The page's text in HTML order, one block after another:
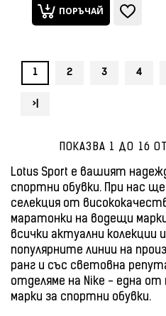
ПОРЪЧАЙ
1 2 3 4
>|
ПОКАЗВА 1 ДО 16
Lotus Sport e вашият
спортни обувки. При нас
селекция от
маратонки на водещи
всички актуални колекции
популярните линии на
ранг и със световна
отделяме на Nike - една
марки за спортни обувки.